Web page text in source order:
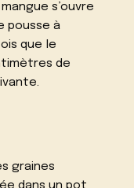
s’ouvre
pousse à
que le
de
graines